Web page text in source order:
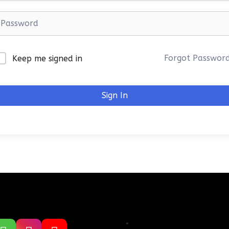
Keep me signed in Forgot
Sign In
.